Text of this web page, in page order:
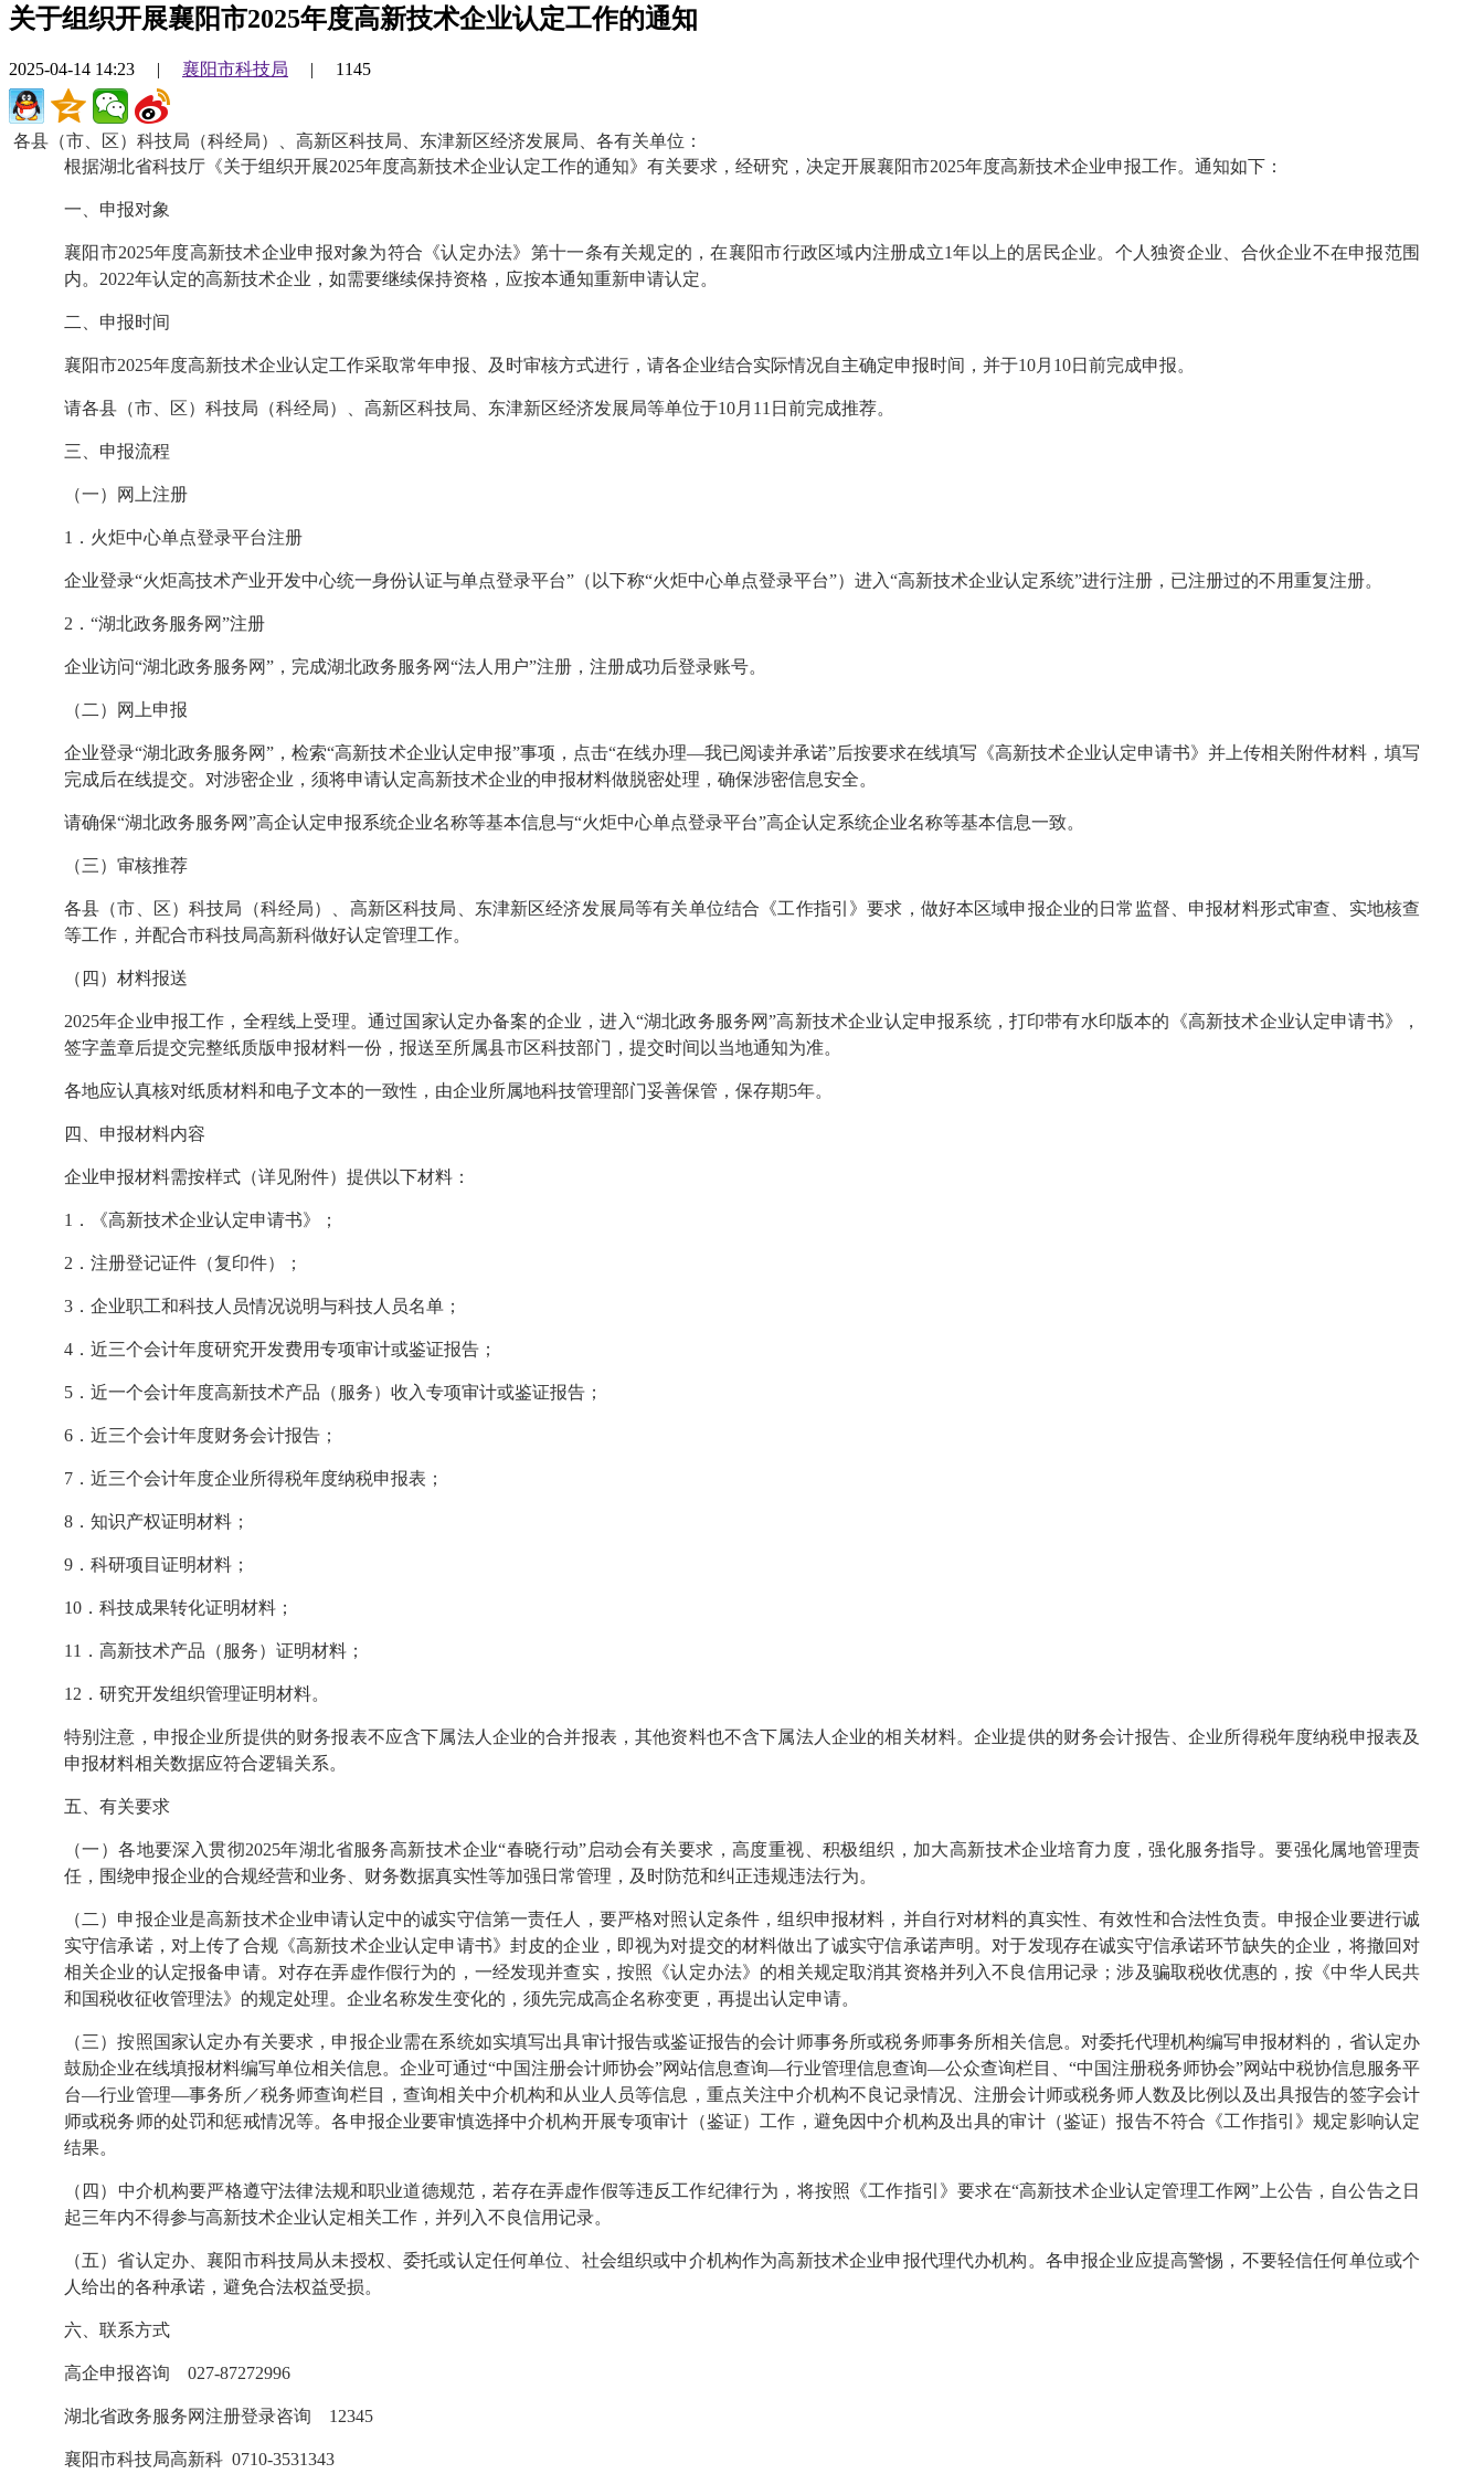
关于组织开展襄阳市2025年度高新技术企业认定工作的通知
2025-04-14 14:23 | 襄阳市科技局 | 1145
各县（市、区）科技局（科经局）、高新区科技局、东津新区经济发展局、各有关单位：
根据湖北省科技厅《关于组织开展2025年度高新技术企业认定工作的通知》有关要求，经研究，决定开展襄阳市2025年度高新技术企业申报工作。通知如下：
一、申报对象
襄阳市2025年度高新技术企业申报对象为符合《认定办法》第十一条有关规定的，在襄阳市行政区域内注册成立1年以上的居民企业。个人独资企业、合伙企业不在申报范围
内。2022年认定的高新技术企业，如需要继续保持资格，应按本通知重新申请认定。
二、申报时间
襄阳市2025年度高新技术企业认定工作采取常年申报、及时审核方式进行，请各企业结合实际情况自主确定申报时间，并于10月10日前完成申报。
请各县（市、区）科技局（科经局）、高新区科技局、东津新区经济发展局等单位于10月11日前完成推荐。
三、申报流程
（一）网上注册
1．火炬中心单点登录平台注册
企业登录“火炬高技术产业开发中心统一身份认证与单点登录平台”（以下称“火炬中心单点登录平台”）进入“高新技术企业认定系统”进行注册，已注册过的不用重复注册。
2．“湖北政务服务网”注册
企业访问“湖北政务服务网”，完成湖北政务服务网“法人用户”注册，注册成功后登录账号。
（二）网上申报
企业登录“湖北政务服务网”，检索“高新技术企业认定申报”事项，点击“在线办理—我已阅读并承诺”后按要求在线填写《高新技术企业认定申请书》并上传相关附件材料，填写
完成后在线提交。对涉密企业，须将申请认定高新技术企业的申报材料做脱密处理，确保涉密信息安全。
请确保“湖北政务服务网”高企认定申报系统企业名称等基本信息与“火炬中心单点登录平台”高企认定系统企业名称等基本信息一致。
（三）审核推荐
各县（市、区）科技局（科经局）、高新区科技局、东津新区经济发展局等有关单位结合《工作指引》要求，做好本区域申报企业的日常监督、申报材料形式审查、实地核查
等工作，并配合市科技局高新科做好认定管理工作。
（四）材料报送
2025年企业申报工作，全程线上受理。通过国家认定办备案的企业，进入“湖北政务服务网”高新技术企业认定申报系统，打印带有水印版本的《高新技术企业认定申请书》，
签字盖章后提交完整纸质版申报材料一份，报送至所属县市区科技部门，提交时间以当地通知为准。
各地应认真核对纸质材料和电子文本的一致性，由企业所属地科技管理部门妥善保管，保存期5年。
四 、申报材料内容
企业申报材料需按样式（详见附件）提供以下材料：
1．《高新技术企业认定申请书》；
2．注册登记证件（复印件）；
3．企业职工和科技人员情况说明与科技人员名单；
4．近三个会计年度研究开发费用专项审计或鉴证报告；
5．近一个会计年度高新技术产品（服务）收入专项审计或鉴证报告；
6．近三个会计年度财务会计报告；
7．近三个会计年度企业所得税年度纳税申报表；
8．知识产权证明材料；
9．科研项目证明材料；
10．科技成果转化证明材料；
11．高新技术产品（服务）证明材料；
12．研究开发组织管理证明材料。
特别注意，申报企业所提供的财务报表不应含下属法人企业的合并报表，其他资料也不含下属法人企业的相关材料。企业提供的财务会计报告、企业所得税年度纳税申报表及
申报材料相关数据应符合逻辑关系。
五 、有关要求
（一）各地要深入贯彻2025年湖北省服务高新技术企业“春晓行动”启动会有关要求，高度重视、积极组织，加大高新技术企业培育力度，强化服务指导。要强化属地管理责
任，围绕申报企业的合规经营和业务、财务数据真实性等加强日常管理，及时防范和纠正违规违法行为。
（二）申报企业是高新技术企业申请认定中的诚实守信第一责任人，要严格对照认定条件，组织申报材料，并自行对材料的真实性、有效性和合法性负责。申报企业要进行诚
实守信承诺，对上传了合规《高新技术企业认定申请书》封皮的企业，即视为对提交的材料做出了诚实守信承诺声明。对于发现存在诚实守信承诺环节缺失的企业，将撤回对
相关企业的认定报备申请。对存在弄虚作假行为的，一经发现并查实，按照《认定办法》的相关规定取消其资格并列入不良信用记录；涉及骗取税收优惠的，按《中华人民共
和国税收征收管理法》的规定处理。企业名称发生变化的，须先完成高企名称变更，再提出认定申请。
（三）按照国家认定办有关要求，申报企业需在系统如实填写出具审计报告或鉴证报告的会计师事务所或税务师事务所相关信息。对委托代理机构编写申报材料的，省认定办
鼓励企业在线填报材料编写单位相关信息。企业可通过“中国注册会计师协会”网站信息查询—行业管理信息查询—公众查询栏目、“中国注册税务师协会”网站中税协信息服务平
台—行业管理—事务所／税务师查询栏目，查询相关中介机构和从业人员等信息，重点关注中介机构不良记录情况、注册会计师或税务师人数及比例以及出具报告的签字会计
师或税务师的处罚和惩戒情况等。各申报企业要审慎选择中介机构开展专项审计（鉴证）工作，避免因中介机构及出具的审计（鉴证）报告不符合《工作指引》规定影响认定
结果。
（四）中介机构要严格遵守法律法规和职业道德规范，若存在弄虚作假等违反工作纪律行为，将按照《工作指引》要求在“高新技术企业认定管理工作网”上公告，自公告之日
起三年内不得参与高新技术企业认定相关工作，并列入不良信用记录。
（五）省认定办、襄阳市科技局从未授权、委托或认定任何单位、社会组织或中介机构作为高新技术企业申报代理代办机构。各申报企业应提高警惕，不要轻信任何单位或个
人给出的各种承诺，避免合法权益受损。
六 、联系方式
高企申报咨询 027-87272996
湖北省政务服务网注册登录咨询 12345
襄阳市科技局高新科 0710-3531343